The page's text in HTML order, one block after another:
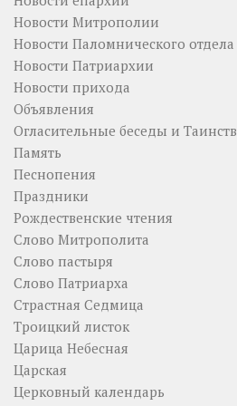
Новости Митрополии
Новости Паломнического отдела
Новости Патриархии
Новости прихода
Объявления
Огласительные беседы и
Память
Песнопения
Праздники
Рождественские чтения
Слово Митрополита
Слово пастыря
Слово Патриарха
Страстная Седмица
Троицкий листок
Царица Небесная
Царская
Церковный календарь